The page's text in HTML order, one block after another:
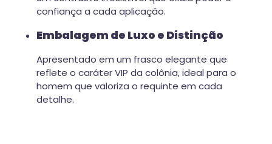
confiança a cada aplicação.
Embalagem de Luxo e Distinção
Apresentado em um frasco elegante que
reflete o caráter VIP da colônia, ideal para o
homem que valoriza o requinte em cada
detalhe.